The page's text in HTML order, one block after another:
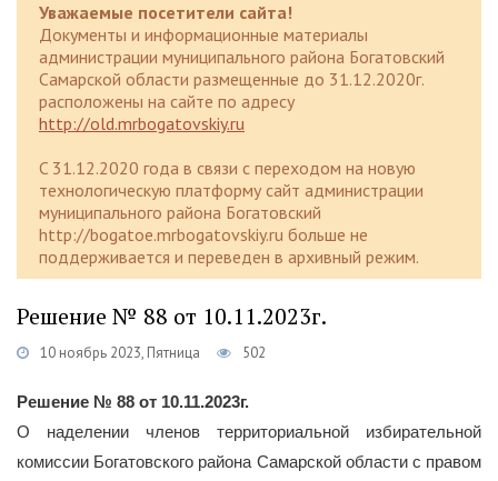
Уважаемые посетители сайта!
Документы и информационные материалы
администрации муниципального района Богатовский
Самарской области размещенные до 31.12.2020г.
расположены на сайте по адресу
http://old.mrbogatovskiy.ru
C 31.12.2020 года в связи с переходом на новую
технологическую платформу сайт администрации
муниципального района Богатовский
http://bogatoe.mrbogatovskiy.ru больше не
поддерживается и переведен в архивный режим.
Решение № 88 от 10.11.2023г.
10 ноябрь 2023, Пятница 502
Решение № 88 от 10.11.2023г.
О наделении членов территориальной избирательной
комиссии Богатовского района Самарской области с правом